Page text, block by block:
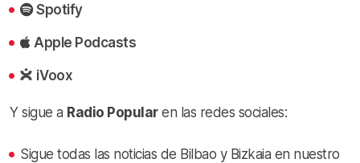
Spotify
Apple Podcasts
iVoox
Y sigue a Radio Popularen las redes sociales:
Sigue todas las noticias de Bilbao y Bizkaia en nuestro